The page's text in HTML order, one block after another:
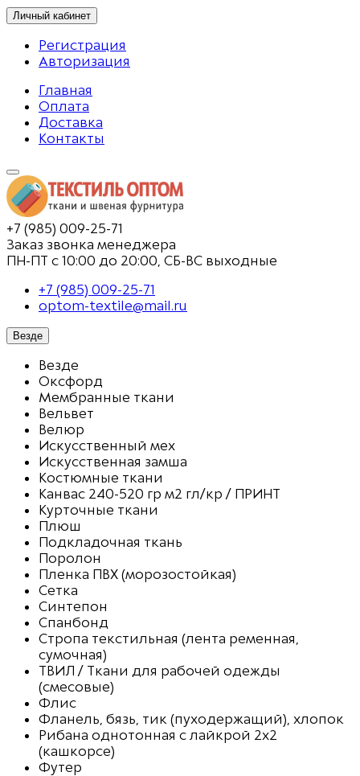
Личный кабинет
Регистрация
Авторизация
Главная
Оплата
Доставка
Контакты
+7 (985) 009-25-71
Заказ звонка менеджера
ПН-ПТ с 10:00 до 20:00, СБ-ВС выходные
+7 (985) 009-25-71
optom-textile@mail.ru
Везде
Везде
Оксфорд
Мембранные ткани
Вельвет
Велюр
Искусственный мех
Искусственная замша
Костюмные ткани
Канвас 240-520 гр м2 гл/кр / ПРИНТ
Курточные ткани
Плюш
Подкладочная ткань
Поролон
Пленка ПВХ (морозостойкая)
Сетка
Синтепон
Спанбонд
Стропа текстильная (лента ременная,
сумочная)
ТВИЛ / Ткани для рабочей одежды
(смесовые)
Флис
Фланель, бязь, тик (пуходержащий), хлопок
Рибана однотонная с лайкрой 2х2
(кашкорсе)
Футер